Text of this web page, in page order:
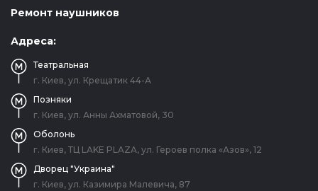
Ремонт наушников
Адреса:
Театральная
г. Киев, ул. Крещатик 44-А
Позняки
г. Киев, ул. Анны Ахматовой, 30
Оболонь
г. Киев, ТЦ LAKE PLAZA, ул. Героев полка «Азов», 12
Дворец "Украина"
г. Киев, ул. Казимира Малевича, 87